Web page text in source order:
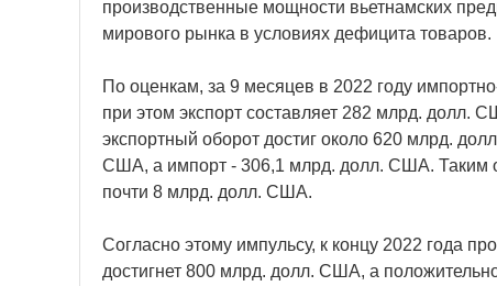
производственные мощности вьетнамских
мирового рынка в условиях дефицита товаров.
По оценкам, за 9 месяцев в 2022 году
при этом экспорт составляет 282 млрд.
экспортный оборот достиг около 620 млрд.
США, а импорт - 306,1 млрд. долл. США. Таким
почти 8 млрд. долл. США.
Согласно этому импульсу, к концу 2022 года
достигнет 800 млрд. долл. США, а